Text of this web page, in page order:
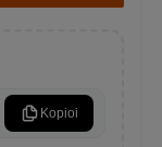
Kopioi